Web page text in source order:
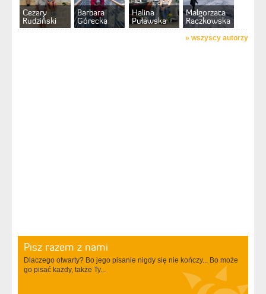
Cezary
Rudziński
Barbara
Górecka
Halina
Puławska
Małgorzata
Raczkowska
» wszyscy autorzy
Pisz razem z nami
Dlaczego otwarty? Bo jego pisanie nigdy się nie kończy... Bo może
go pisać każdy, także Ty...